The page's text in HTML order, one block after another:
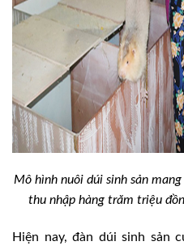
Mô hình nuôi dúi sinh sản
thu nhập hàng trăm triệu
Hiện nay, đàn dúi sinh sản